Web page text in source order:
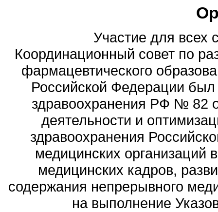
Участие для всех
Координационный совет по
фармацевтического
Российской Федерации
здравоохранения РФ № 82
деятельности и
здравоохранения
медицинских
медицинских кадров,
содержания непрерывного
на выполнение